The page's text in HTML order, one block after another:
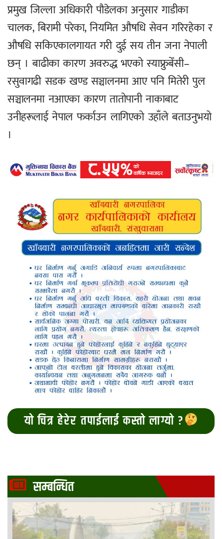
प्रमुख जिल्ला अधिकारी पौडेलका अनुसार गाडीका
चालक, बिरामी परेका, नियमित औषधि सेवन गरिरहेका र
औषधि सकिएकालगायत गरी दुई सय तीन जना नेपाली
छन् । बाढीका कारण अवरुद्ध भएको स्याफ्रुबेँसी–
रसुवागढी सडक खण्ड सञ्चालनमा आए पनि मितेरी पुल
सञ्चालनमा नआएका कारण तातोपानी नाकाबाट
उनीहरूलाई नेपाल फर्काउन लागिएको उहाँले बताउनुभयो
।
यो चित्र हेरेर तपाईलाई कस्तो लाग्यो ?
सम्बन्धित